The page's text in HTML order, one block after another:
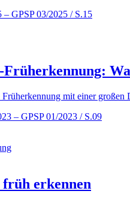
– GPSP 03/2025 / S.15
Früherkennung mit einer
– GPSP 01/2023 / S.09
erkennen